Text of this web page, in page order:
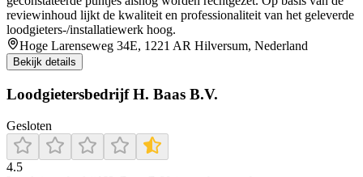
reviewinhoud lijkt de kwaliteit en professionaliteit van het geleverde
loodgieters-/installatiewerk hoog.
Hoge Larenseweg 34E, 1221 AR Hilversum, Nederland
Bekijk details
Loodgietersbedrijf H. Baas B.V.
Gesloten
4.5